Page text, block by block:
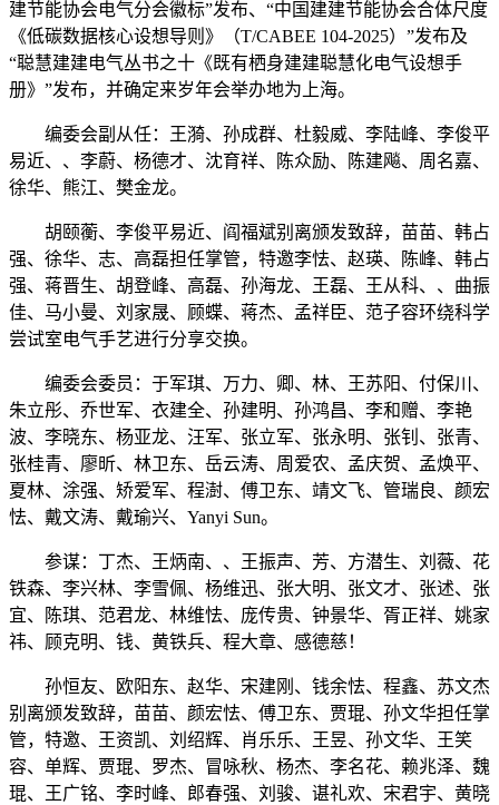
建节能协会电气分会徽标”发布、“中国建建节能协会合体尺度
《低碳数据核心设想导则》（T/CABEE 104-2025）”发布及
“聪慧建建电气丛书之十《既有栖身建建聪慧化电气设想手
册》”发布，并确定来岁年会举办地为上海。
编委会副从任：王漪、孙成群、杜毅威、李陆峰、李俊平
易近、、李蔚、杨德才、沈育祥、陈众励、陈建飚、周名嘉、
徐华、熊江、樊金龙。
胡颐蘅、李俊平易近、阎福斌别离颁发致辞，苗苗、韩占
强、徐华、志、高磊担任掌管，特邀李怯、赵瑛、陈峰、韩占
强、蒋晋生、胡登峰、高磊、孙海龙、王磊、王从科、、曲振
佳、马小曼、刘家晟、顾蝶、蒋杰、孟祥臣、范子容环绕科学
尝试室电气手艺进行分享交换。
编委会委员：于军琪、万力、卿、林、王苏阳、付保川、
朱立彤、乔世军、衣建全、孙建明、孙鸿昌、李和赠、李艳
波、李晓东、杨亚龙、汪军、张立军、张永明、张钊、张青、
张桂青、廖昕、林卫东、岳云涛、周爱农、孟庆贺、孟焕平、
夏林、涂强、矫爱军、程澍、傅卫东、靖文飞、管瑞良、颜宏
怯、戴文涛、戴瑜兴、Yanyi Sun。
参谋：丁杰、王炳南、、王振声、芳、方潜生、刘薇、花
铁森、李兴林、李雪佩、杨维迅、张大明、张文才、张述、张
宜、陈琪、范君龙、林维怯、庞传贵、钟景华、胥正祥、姚家
祎、顾克明、钱、黄铁兵、程大章、感德慈！
孙恒友、欧阳东、赵华、宋建刚、钱余怯、程鑫、苏文杰
别离颁发致辞，苗苗、颜宏怯、傅卫东、贾琨、孙文华担任掌
管，特邀、王资凯、刘绍辉、肖乐乐、王昱、孙文华、王笑
容、单辉、贾琨、罗杰、冒咏秋、杨杰、李名花、赖兆泽、魏
琨、王广铭、李时峰、郎春强、刘骏、谌礼欢、宋君宇、黄晓